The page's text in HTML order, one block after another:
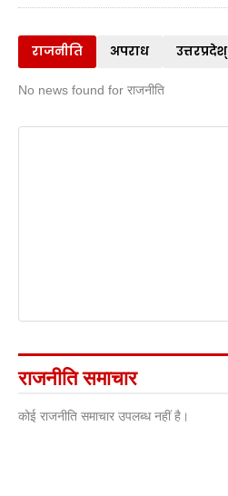
राजनीति अपराध उत्तरप्रदेश्
No news found for राजनीति
राजनीति समाचार
कोई राजनीति समाचार उपलब्ध नहीं है।